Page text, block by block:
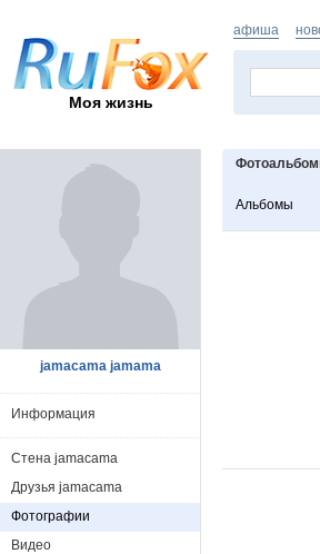
Моя жизнь
афиша
Альбомы
jamacama jamama
Информация
Стена jamacama
Друзья jamacama
Фотографии
Видео